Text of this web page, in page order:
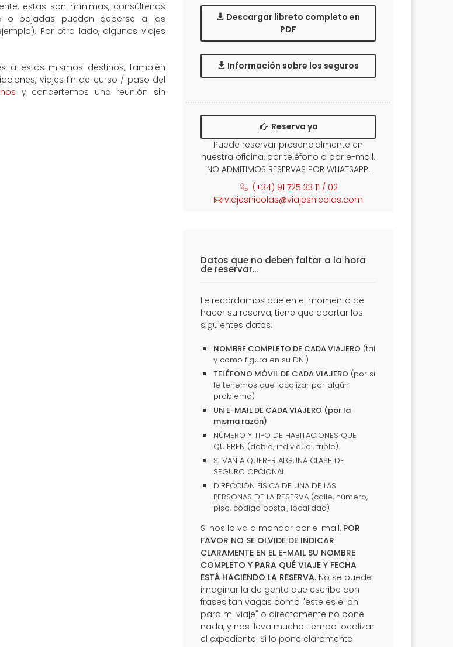
estas son mínimas, consúltenos
o bajadas pueden deberse a las
Por otro lado, algunos viajes
a estos mismos destinos, también
viajes fin de curso / paso del
y concertemos una reunión sin
Descargar libreto completo en
PDF
Información sobre los seguros
Reserva ya
Puede reservar presencialmente en
nuestra oficina, por teléfono o por e-mail.
NO ADMITIMOS RESERVAS POR WHATSAPP.
(+34) 91 725 33 11 / 02
viajesnicolas@viajesnicolas.com
Datos que no deben faltar a la hora
de reservar...
Le recordamos que en el momento de
hacer su reserva, tiene que aportar los
siguientes datos:
NOMBRE COMPLETO DE CADA VIAJERO (tal
y como figura en su DNI)
TELÉFONO MÓVIL DE CADA VIAJERO (por si
le tenemos que localizar por algún
problema)
UN E-MAIL DE CADA VIAJERO (por la
misma razón)
NÚMERO Y TIPO DE HABITACIONES QUE
QUIEREN (doble, individual, triple).
SI VAN A QUERER ALGUNA CLASE DE
SEGURO OPCIONAL
DIRECCIÓN FÍSICA DE UNA DE LAS
PERSONAS DE LA RESERVA (calle, número,
piso, código postal, localidad)
Si nos lo va a mandar por e-mail, POR
FAVOR NO SE OLVIDE DE INDICAR
CLARAMENTE EN EL E-MAIL SU NOMBRE
COMPLETO Y PARA QUÉ VIAJE Y FECHA
ESTÁ HACIENDO LA RESERVA. No se puede
imaginar la de gente que escribe con
frases tan vagas como "este es el dni
para mi viaje" o directamente no pone
nada, y nos lleva mucho tiempo localizar
el expediente. Si lo pone claramente